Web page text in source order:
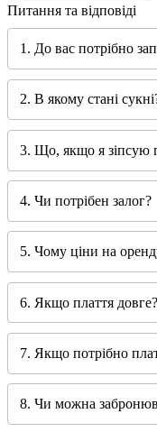
Питання та відповіді
1. До вас потрібно
2. В якому стані
3. Що, якщо я зіпсую
4. Чи потрібен залог?
5. Чому ціни на
6. Якщо плаття довге?
7. Якщо потрібно
8. Чи можна